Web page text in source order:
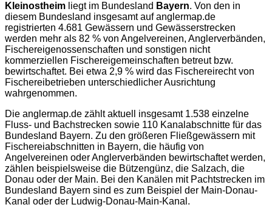
Kleinostheim liegt im Bundesland Bayern. Von den in
diesem Bundesland insgesamt aufanglermap.de
registrierten 4.681 Gewässern und Gewässerstrecken
werden mehr als 82 % von Angelvereinen, Anglerverbänden,
Fischereigenossenschaften und sonstigen nicht
kommerziellen Fischereigemeinschaften betreut bzw.
bewirtschaftet. Bei etwa 2,9 % wird das Fischereirecht von
Fischereibetrieben unterschiedlicher Ausrichtung
wahrgenommen.
Die anglermap.de zählt aktuell insgesamt 1.538 einzelne
Fluss- und Bachstrecken sowie 110 Kanalabschnitte für das
Bundesland Bayern. Zu den größeren Fließgewässern mit
Fischereiabschnitten in Bayern, die häufig von
Angelvereinen oder Anglerverbänden bewirtschaftet werden,
zählen beispielsweise die Bützengünz, die Salzach, die
Donau oder der Main. Bei den Kanälen mit Pachtstrecken im
Bundesland Bayern sind es zum Beispiel der Main-Donau-
Kanal oder der Ludwig-Donau-Main-Kanal.